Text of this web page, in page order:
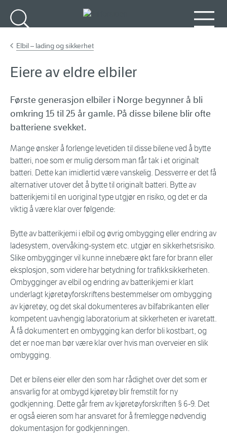
Elbil – lading og sikkerhet
Eiere av eldre elbiler
Første generasjon elbiler i Norge begynner å bli
omkring 15 til 25 år gamle. På disse bilene blir ofte
batteriene svekket.
Mange ønsker å forlenge levetiden til disse bilene ved å bytte
batteri, noe som er mulig dersom man får tak i et originalt
batteri. Dette kan imidlertid være vanskelig. Dessverre er det få
alternativer utover det å bytte til originalt batteri. Bytte av
batterikjemi til en uoriginal type utgjør en risiko, og det er da
viktig å være klar over følgende:
Bytte av batterikjemi i elbil og øvrig ombygging eller endring av
ladesystem, overvåking-system etc. utgjør en sikkerhetsrisiko.
Slike ombygginger vil kunne innebære økt fare for brann eller
eksplosjon, som videre har betydning for trafikksikkerheten.
Ombygginger av elbil og endring av batterikjemi er klart
underlagt kjøretøyforskriftens bestemmelser om ombygging
av kjøretøy, og det skal dokumenteres av bilfabrikanten eller
kompetent uavhengig laboratorium at sikkerheten er ivaretatt.
Å få dokumentert en ombygging kan derfor bli kostbart, og
det er noe man bør være klar over hvis man overveier en slik
ombygging.
Det er bilens eier eller den som har rådighet over det som er
ansvarlig for at ombygd kjøretøy blir fremstilt for ny
godkjenning. Dette går frem av kjøretøyforskriften § 6-9. Det
er også eieren som har ansvaret for å fremlegge nødvendig
dokumentasjon for godkjenningen.